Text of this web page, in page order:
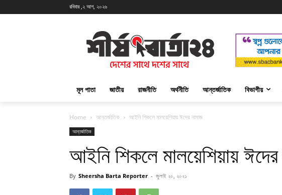
রবিবার ,২ আগ, ২০২৬
মূল পাতা জাতীয় রাজনীতি অর্থনীতি আন্তর্জাতিক বিভাগীয়
Home আন্তর্জাতিক আইনি শিকলে মালয়েশিয়ায় ঈদের নামাজ
আন্তর্জাতিক
আইনি শিকলে মালয়েশিয়ায় ঈদের
By Sheersha Barta Reporter - জুলাই ২০, ২০২১